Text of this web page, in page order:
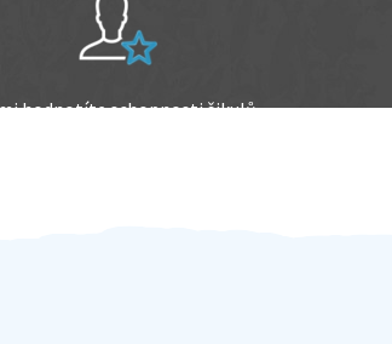
hodnotíte schopnosti šikulů